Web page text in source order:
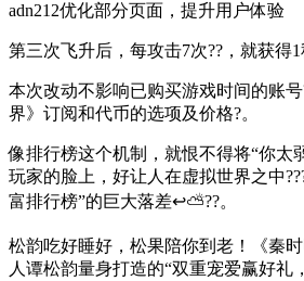
adn212优化部分页面，提升用户体验
第三次飞升后，每攻击7次??，就获得1
本次改动不影响已购买游戏时间的账
界》订阅和代币的选项及价格?。
像排行榜这个机制，就恨不得将“你太
玩家的脸上，好让人在虚拟世界之中
富排行榜”的巨大落差↩⛅??。
松韵吃好睡好，松果陪你到老！《秦
人谭松韵量身打造的“双重宠爱赢好礼